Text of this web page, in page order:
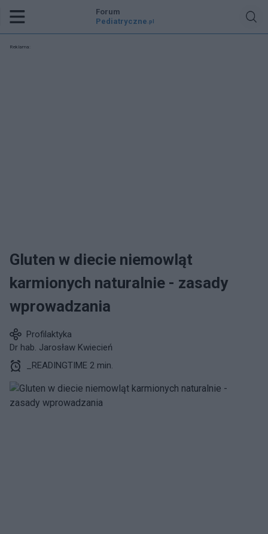
Forum
Pediatryczne .pl
Reklama:
Gluten w diecie niemowląt
karmionych naturalnie - zasady
wprowadzania
Profilaktyka
Dr hab. Jarosław Kwiecień
_READINGTIME 2 min.